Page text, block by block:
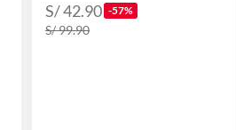
S/ 42.90 -57%
S/ 99.90